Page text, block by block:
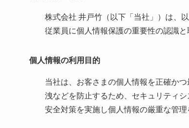
株式会社 井戸竹（以下「当社」）は、
従業員に個人情報保護の重要性の認識
個人情報の利用目的
当社は、お客さまの個人情報を正確か
洩などを防止するため、セキュリティ
安全対策を実施し個人情報の厳重な管理